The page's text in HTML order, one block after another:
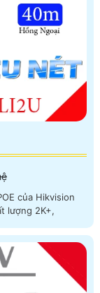
của Hikvision
lượng 2K+,